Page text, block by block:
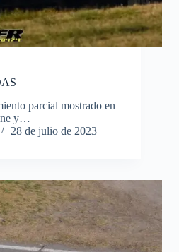
parcial mostrado en
y…
28 de julio de 2023